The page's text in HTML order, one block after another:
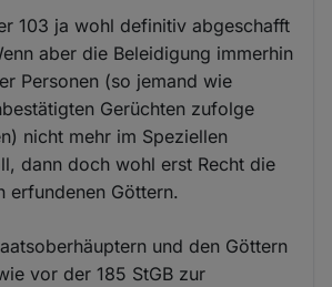
103 ja wohl definitiv abgeschafft
aber die Beleidigung immerhin
Personen (so jemand wie
Gerüchten zufolge
nicht mehr im Speziellen
dann doch wohl erst Recht die
erfundenen Göttern.
und den Göttern
vor der 185 StGB zur